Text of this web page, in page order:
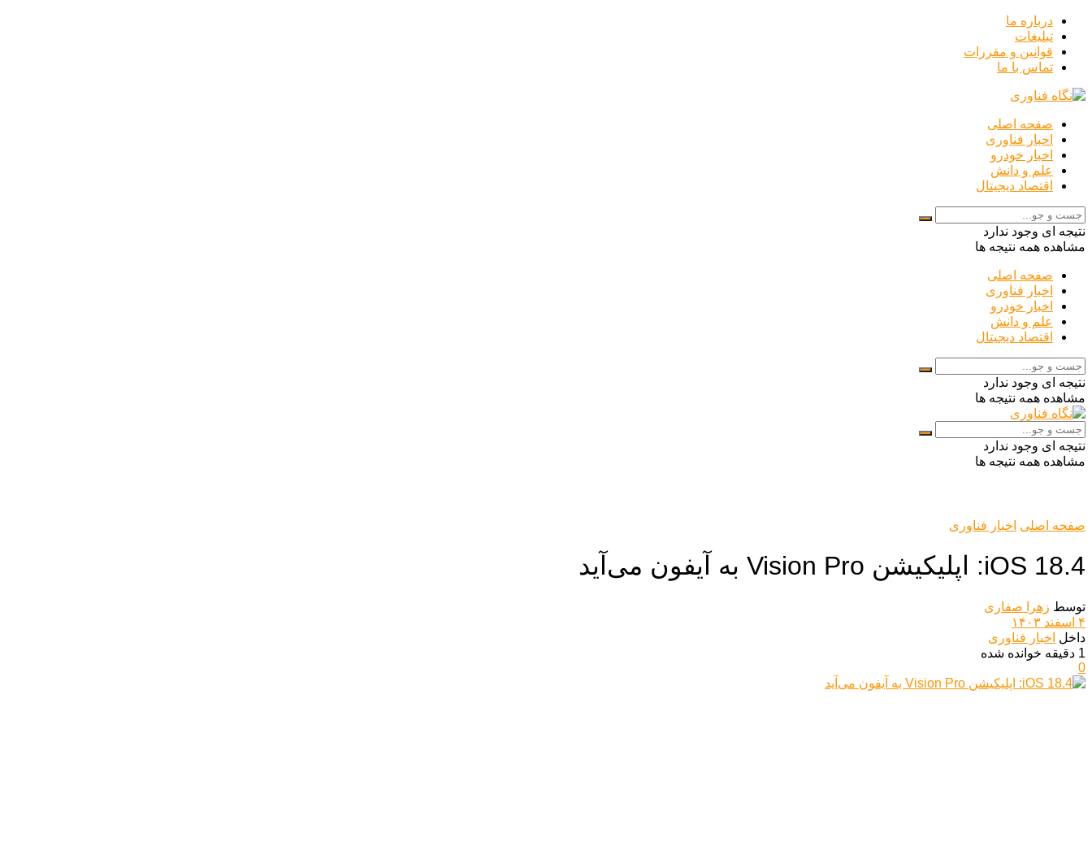
درباره ما
تبلیغات
قوانین و مقررات
تماس با ما
صفحه اصلی
اخبار فناوری
اخبار خودرو
علم و دانش
اقتصاد دیجیتال
نتیجه ای وجود ندارد
مشاهده همه نتیجه ها
صفحه اصلی
اخبار فناوری
اخبار خودرو
علم و دانش
اقتصاد دیجیتال
نتیجه ای وجود ندارد
مشاهده همه نتیجه ها
نتیجه ای وجود ندارد
مشاهده همه نتیجه ها
صفحه اصلی اخبار فناوری
iOS 18.4: اپلیکیشن Vision Pro به آیفون می‌آید
توسط زهرا صفاری
۴ اسفند ۱۴۰۳
داخل اخبار فناوری
1 دقیقه خوانده شده
0